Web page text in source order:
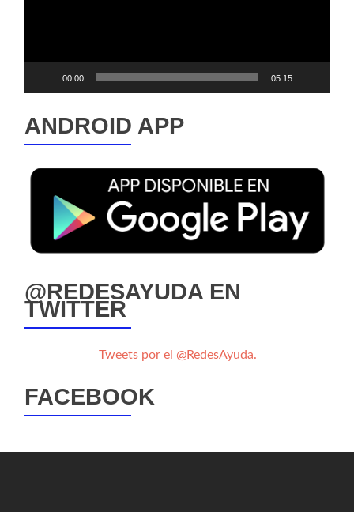
00:00 05:15
ANDROID APP
@REDESAYUDA EN
TWITTER
Tweets por el @RedesAyuda.
FACEBOOK